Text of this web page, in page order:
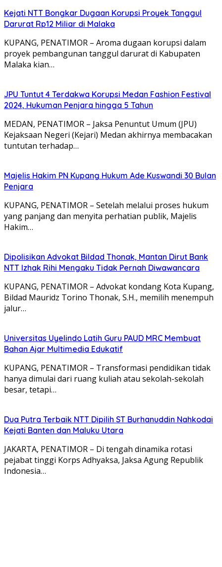
Kejati NTT Bongkar Dugaan Korupsi Proyek Tanggul
Darurat Rp12 Miliar di Malaka
KUPANG, PENATIMOR – Aroma dugaan korupsi dalam
proyek pembangunan tanggul darurat di Kabupaten
Malaka kian…
JPU Tuntut 4 Terdakwa Korupsi Medan Fashion Festival
2024, Hukuman Penjara hingga 5 Tahun
MEDAN, PENATIMOR – Jaksa Penuntut Umum (JPU)
Kejaksaan Negeri (Kejari) Medan akhirnya membacakan
tuntutan terhadap…
Majelis Hakim PN Kupang Hukum Ade Kuswandi 30 Bulan
Penjara
KUPANG, PENATIMOR – Setelah melalui proses hukum
yang panjang dan menyita perhatian publik, Majelis
Hakim…
Dipolisikan Advokat Bildad Thonak, Mantan Dirut Bank
NTT Izhak Rihi Mengaku Tidak Pernah Diwawancara
KUPANG, PENATIMOR – Advokat kondang Kota Kupang,
Bildad Mauridz Torino Thonak, S.H., memilih menempuh
jalur…
Universitas Uyelindo Latih Guru PAUD MRC Membuat
Bahan Ajar Multimedia Edukatif
KUPANG, PENATIMOR – Transformasi pendidikan tidak
hanya dimulai dari ruang kuliah atau sekolah-sekolah
besar, tetapi…
Dua Putra Terbaik NTT Dipilih ST Burhanuddin Nahkodai
Kejati Banten dan Maluku Utara
JAKARTA, PENATIMOR – Di tengah dinamika rotasi
pejabat tinggi Korps Adhyaksa, Jaksa Agung Republik
Indonesia…